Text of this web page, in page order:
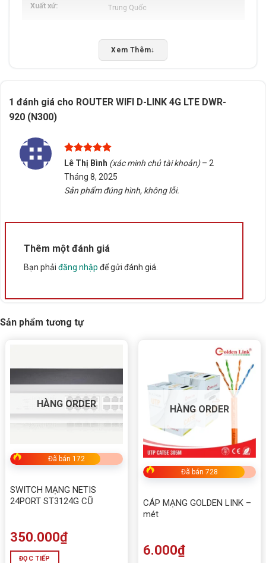
Xuất xứ Trung Quốc
Xem Thêm↓
1 đánh giá cho ROUTER WIFI D-LINK 4G LTE DWR-
920 (N300)
Được xếp
hạng5
sao
Lê Thị Bình (xác minh chủ tài khoản) – 2
Tháng 8, 2025
Sản phẩm đúng hình, không lỗi.
Thêm một đánh giá
Bạn phải đăng nhập để gửi đánh giá.
Sản phẩm tương tự
HÀNG ORDER
Đã bán 172
SWITCH MẠNG NETIS
24PORT ST3124G CŨ
350.000₫
ĐỌC TIẾP
HÀNG ORDER
Đã bán 728
CÁP MẠNG GOLDEN LINK –
mét
6.000₫